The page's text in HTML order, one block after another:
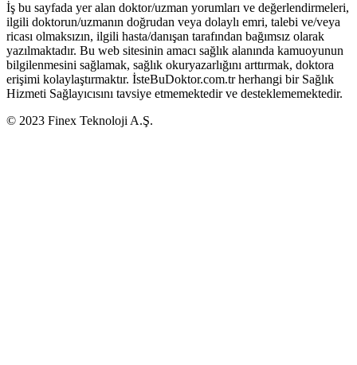
İş bu sayfada yer alan doktor/uzman yorumları ve değerlendirmeleri,
ilgili doktorun/uzmanın doğrudan veya dolaylı emri, talebi ve/veya
ricası olmaksızın, ilgili hasta/danışan tarafından bağımsız olarak
yazılmaktadır. Bu web sitesinin amacı sağlık alanında kamuoyunun
bilgilenmesini sağlamak, sağlık okuryazarlığını arttırmak, doktora
erişimi kolaylaştırmaktır. İsteBuDoktor.com.tr herhangi bir Sağlık
Hizmeti Sağlayıcısını tavsiye etmemektedir ve desteklememektedir.
© 2023 Finex Teknoloji A.Ş.